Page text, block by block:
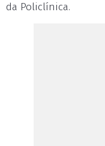
da Policlínica.